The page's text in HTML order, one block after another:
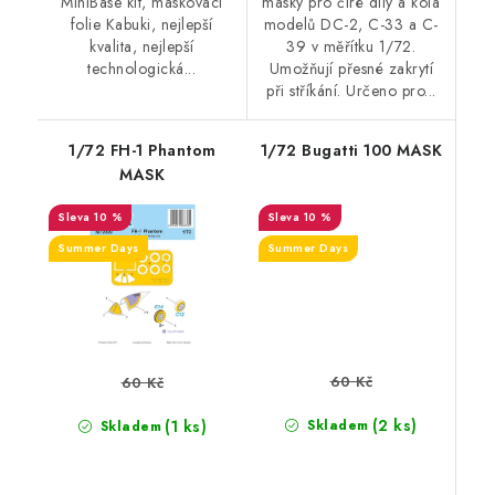
folie Kabuki, nejlepší
kvalita, nejlepší
technologická...
modelů DC-2, C-33 a C-
39 v měřítku 1/72.
Umožňují přesné zakrytí
při stříkání. Určeno pro...
1/72 FH-1 Phantom
MASK
10 %
Summer Days
Skladem (1 ks)
60 Kč
1/72 Bugatti 100 MASK
10 %
Summer Days
Skladem (2 ks)
60 Kč